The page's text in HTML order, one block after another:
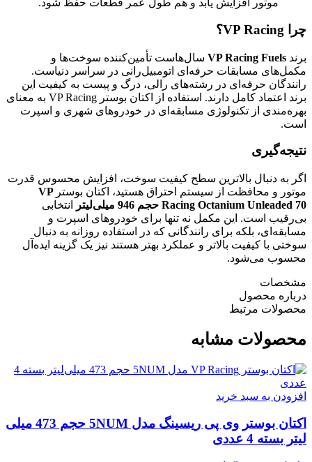
موتور افزایش یابد و هم طول عمر قطعات حفظ شود.
چرا VP Racing؟
برند VP Racing Fuels سال‌هاست تأمین‌کننده سوخت‌ها و
مکمل‌های مسابقات حرفه‌ای اتومبیل‌رانی در سراسر دنیاست.
رانندگان حرفه‌ای در رشته‌های رالی، درگ و پیست به کیفیت این
برند اعتماد کامل دارند. استفاده از اکتان بوستر VP Racing به معنای
بهره‌مندی از تکنولوژی مسابقه‌ای در خودروهای شهری و اسپرت
است.
نتیجه‌گیری
اگر به دنبال بالاترین سطح کیفیت سوخت، افزایش محسوس قدرت
موتور و محافظت از سیستم احتراق هستید، اکتان بوسترVP
Racing Octanium Unleaded 70 حجم 946 میلی‌لیتر
انتخابی
بی‌رقیب است. این مکمل نه تنها برای خودروهای اسپرت و
مسابقه‌ای، بلکه برای رانندگانی که در استفاده روزانه به دنبال
سوختی با کیفیت بالاتر و عملکرد بهتر هستند نیز یک گزینه ایده‌آل
محسوب می‌شود.
مشخصات
درباره محصول
محصولات مرتبط
محصولات مشابه
افزودن به سبد خرید
اکتان بوستر وی پی ریسینگ مدل 5NUM حجم 473 میلی
لیتر بسته 4 عددی